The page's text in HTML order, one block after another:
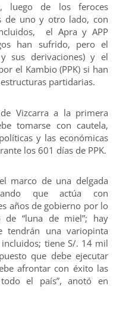
luego de los feroces
de uno y otro lado, con
el Apra y APP
han sufrido, pero el
sus derivaciones) y el
el Kambio (PPK) si han
partidarias.
Vizcarra a la primera
tomarse con cautela,
y las económicas
los 601 días de PPK.
marco de una delgada
que actúa con
años de gobierno por lo
“luna de miel”; hay
tendrán una variopinta
tiene S/. 14 mil
que debe ejecutar
afrontar con éxito las
el país”, anotó en